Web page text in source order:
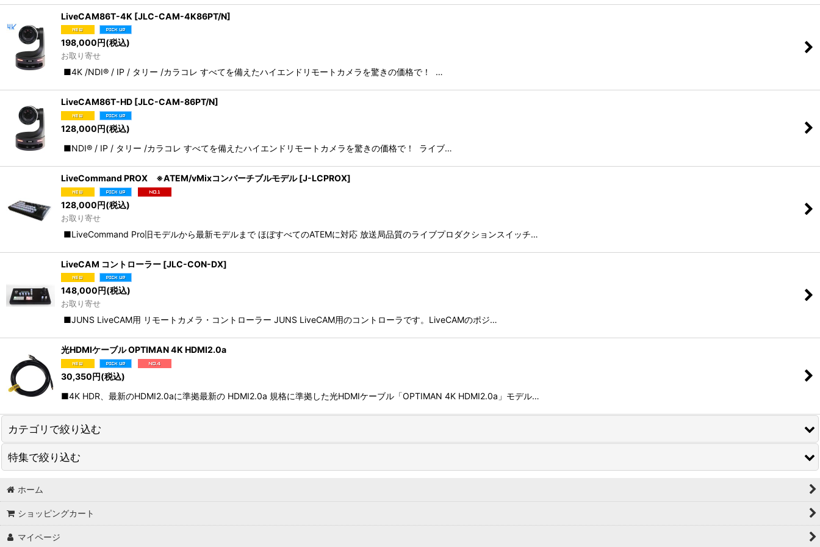
LiveCAM86T-4K [JLC-CAM-4K86PT/N]
198,000円(税込)
お取り寄せ
■4K /NDI® / IP / タリー /カラコレ すべてを備えたハイエンドリモートカメラを驚きの価格で！ …
LiveCAM86T-HD [JLC-CAM-86PT/N]
128,000円(税込)
■NDI® / IP / タリー /カラコレ すべてを備えたハイエンドリモートカメラを驚きの価格で！ ライブ…
LiveCommand PROX ※ATEM/vMixコンバーチブルモデル [J-LCPROX]
128,000円(税込)
お取り寄せ
■LiveCommand Pro旧モデルから最新モデルまで ほぼすべてのATEMに対応 放送局品質のライブプロダクションスイッチ…
LiveCAM コントローラー [JLC-CON-DX]
148,000円(税込)
お取り寄せ
■JUNS LiveCAM用 リモートカメラ・コントローラー JUNS LiveCAM用のコントローラです。LiveCAMのポジ…
光HDMIケーブル OPTIMAN 4K HDMI2.0a
30,350円(税込)
■4K HDR、最新のHDMI2.0aに準拠最新の HDMI2.0a 規格に準拠した光HDMIケーブル「OPTIMAN 4K HDMI2.0a」モデル…
カテゴリで絞り込む
JUNS Pro(編集PC)
OPTIMAN(光ケーブル)
ライブ・収録
プロンプター
特集で絞り込む
PCパーツ
PC本体
Blackmagic Design
ホーム
ショッピングカート
マイページ